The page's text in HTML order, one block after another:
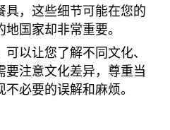
，这些细节可能在您的
国家却非常重要。
以让您了解不同文化、
注意文化差异，尊重当
必要的误解和麻烦。